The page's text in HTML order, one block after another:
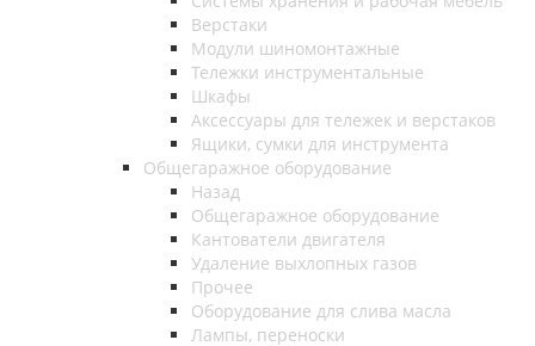
Верстаки
Модули шиномонтажные
Тележки инструментальные
Шкафы
Аксессуары для тележек и верстаков
Ящики, сумки для инструмента
Общегаражное оборудование
Назад
Общегаражное оборудование
Кантователи двигателя
Удаление выхлопных газов
Прочее
Оборудование для слива масла
Лампы, переноски